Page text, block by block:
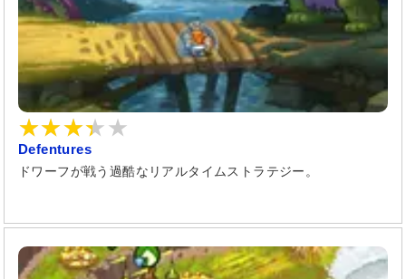
Defentures
ドワーフが戦う過酷なリアルタイムストラテジー。